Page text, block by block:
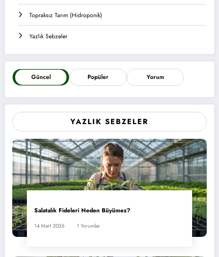
Topraksız Tarım (Hidroponik)
Yazlık Sebzeler
Güncel Popüler Yorum
YAZLIK SEBZELER
Salatalık Fideleri Neden Büyümez?
14 Mart 2026 1 Yorumlar